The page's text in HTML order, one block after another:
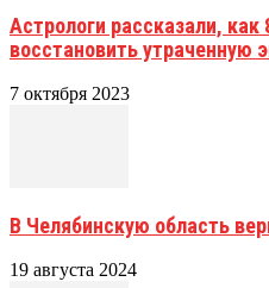
Астрологи рассказали, как
восстановить утраченную
7 октября 2023
В Челябинскую область
19 августа 2024